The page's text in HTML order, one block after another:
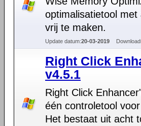
optimalisatietool
vrij te maken.
Update datum:20-03-2019
Right Click
v4.5.1
Right Click
één controletool
Het bestaat uit acht